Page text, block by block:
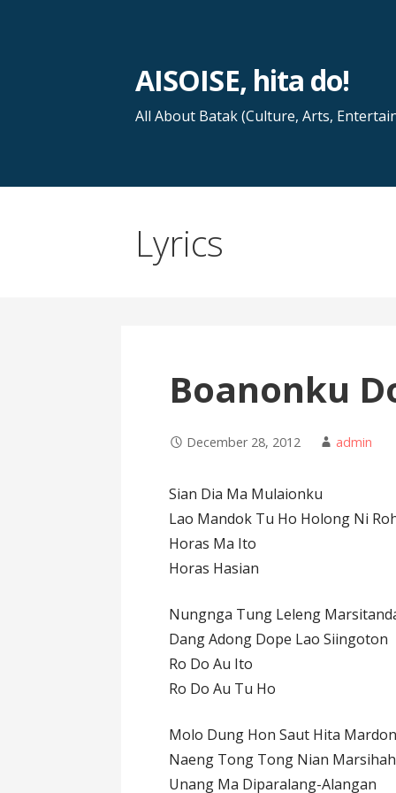
AISOISE, hita do!
All About Batak (Culture, Arts,
Lyrics
Boanonku
December 28, 2012 admin
Sian Dia Ma Mulaionku
Lao Mandok Tu Ho Holong Ni
Horas Ma Ito
Horas Hasian
Nungnga Tung Leleng
Dang Adong Dope Lao Siingoton
Ro Do Au Ito
Ro Do Au Tu Ho
Molo Dung Hon Saut Hita
Naeng Tong Tong Nian
Unang Ma Diparalang-Alangan